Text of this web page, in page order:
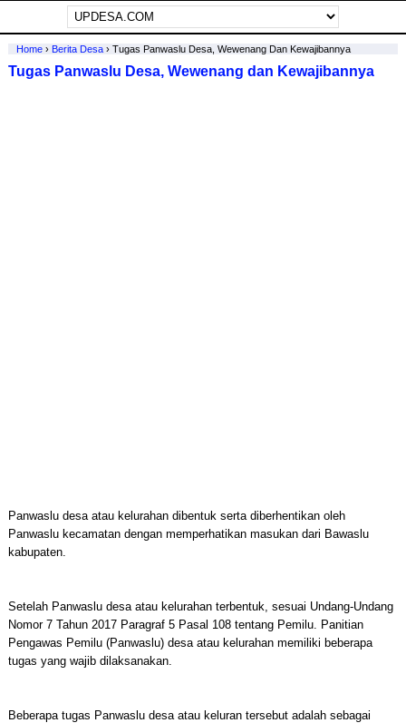
Home› Berita Desa› Tugas Panwaslu Desa, Wewenang Dan Kewajibannya
Tugas Panwaslu Desa, Wewenang dan Kewajibannya
Panwaslu desa atau kelurahan dibentuk serta diberhentikan oleh
Panwaslu kecamatan dengan memperhatikan masukan dari Bawaslu
kabupaten.
Setelah Panwaslu desa atau kelurahan terbentuk, sesuai Undang-Undang
Nomor 7 Tahun 2017 Paragraf 5 Pasal 108 tentang Pemilu. Panitian
Pengawas Pemilu (Panwaslu) desa atau kelurahan memiliki beberapa
tugas yang wajib dilaksanakan.
Beberapa tugas Panwaslu desa atau keluran tersebut adalah sebagai